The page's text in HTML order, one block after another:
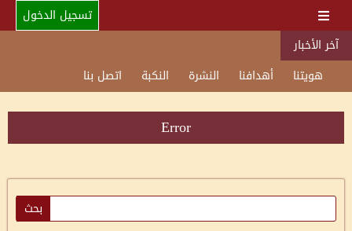
تسجيل الدخول
آخر الأخبار
هويتنا
أهدافنا النشرة النكبة اتصل بنا
Error